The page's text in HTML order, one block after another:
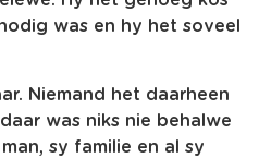
was en hy het soveel
Niemand het daarheen
was niks nie behalwe
sy familie en al sy